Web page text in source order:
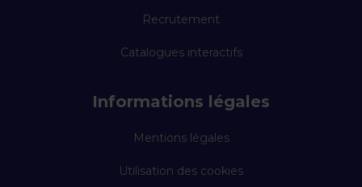
Recrutement
Catalogues interactifs
Informations légales
Mentions légales
Utilisation des cookies